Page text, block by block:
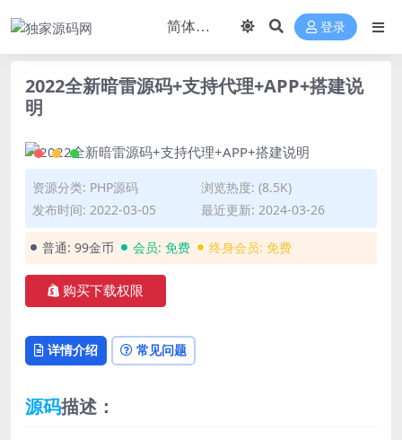
登录
2022全新暗雷源码+支持代理+APP+搭建说
明
资源分类: PHP源码
浏览热度: (8.5K)
发布时间: 2022-03-05
最近更新: 2024-03-26
普通: 99金币 会员: 免费 终身会员: 免费
购买下载权限
详情介绍 常见问题
源码描述：